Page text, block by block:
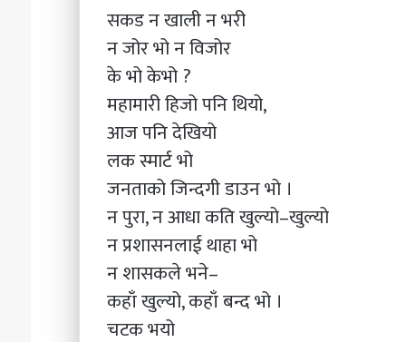
सकड न खाली न भरी
न जोर भो न विजोर
के भो केभो ?
महामारी हिजो पनि थियो,
आज पनि देखियो
लक स्मार्ट भो
जनताको जिन्दगी डाउन भो ।
न पुरा, न आधा कति खुल्यो–खुल्यो
न प्रशासनलाई थाहा भो
न शासकले भने–
कहाँ खुल्यो, कहाँ बन्द भो ।
चटक भयो